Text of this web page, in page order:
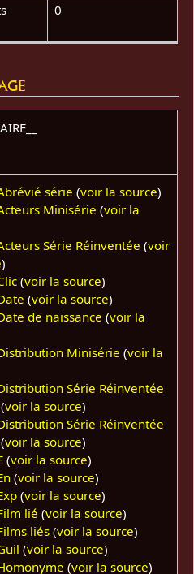
0
série (voir la source)
Minisérie (voir la
Série Réinventée (voir
)
(voir la source)
(voir la source)
de naissance (voir la
Minisérie (voir la
Série Réinventée
(voir la source)
Série Réinventée
(voir la source)
(voir la source)
(voir la source)
(voir la source)
lié (voir la source)
liés (voir la source)
(voir la source)
(voir la source)